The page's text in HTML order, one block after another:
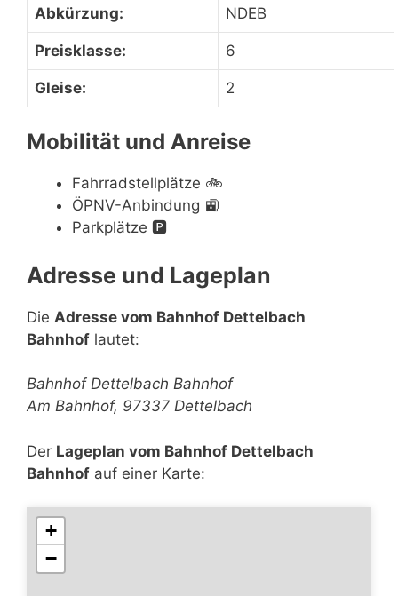
Abkürzung: NDEB
Preisklasse: 6
Gleise: 2
Mobilität und Anreise
Fahrradstellplätze 🚲
ÖPNV-Anbindung 🚉
Parkplätze 🅿️
Adresse und Lageplan
Die Adresse vom Bahnhof Dettelbach
Bahnhof lautet:
Bahnhof Dettelbach Bahnhof
Am Bahnhof, 97337 Dettelbach
Der Lageplan vom Bahnhof Dettelbach
Bahnhof auf einer Karte:
+
−